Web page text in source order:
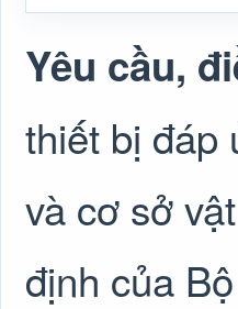
Yêu cầu,
thiết bị đáp
và cơ sở
định của